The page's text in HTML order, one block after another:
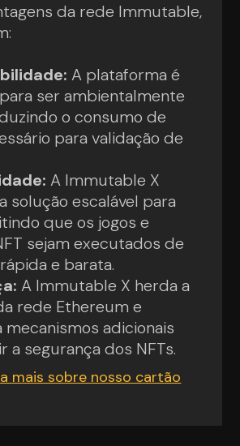
da rede Immutable,
A plataforma é
ser ambientalmente
o consumo de
para validação de
A Immutable X
solução escalável para
que os jogos e
sejam executados de
e barata.
A Immutable X herda a
rede Ethereum e
adicionais
a segurança dos NFTs.
mais sobre nosso cartão